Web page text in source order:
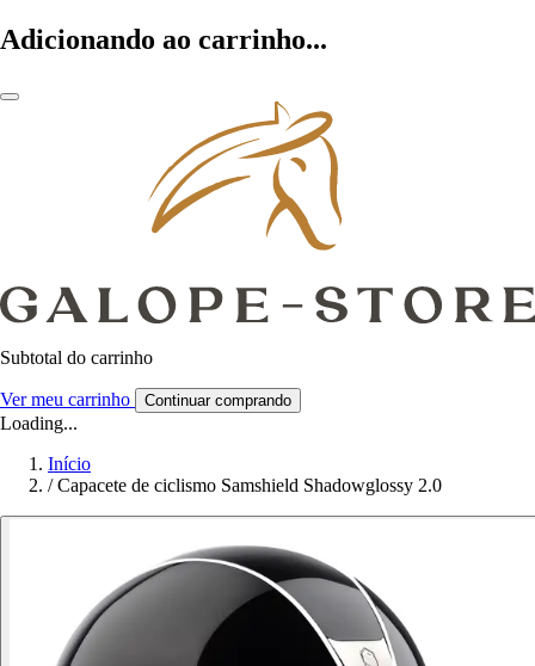
Adicionando ao carrinho...
Subtotal do carrinho
Ver meu carrinho Continuar comprando
Loading...
Início
/ Capacete de ciclismo Samshield Shadowglossy 2.0